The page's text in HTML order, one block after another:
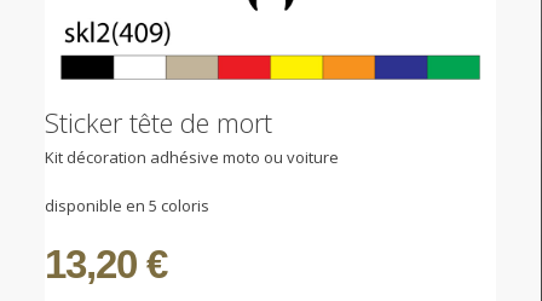
Sticker tête de mort
Kit décoration adhésive moto ou voiture
disponible en 5 coloris
13,20 €